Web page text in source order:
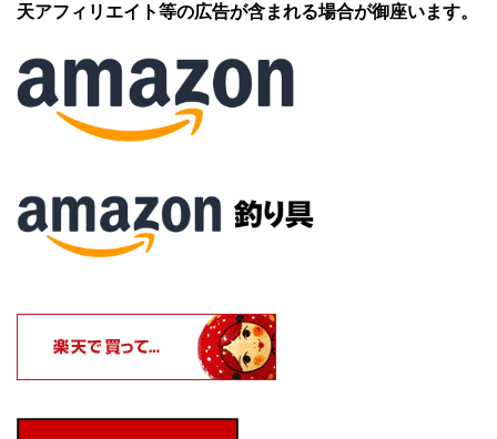
天アフィリエイト等の広告が含まれる場合が御座います。